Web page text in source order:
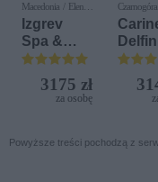
Macedonia / Elen
Kamen
Izgrev
Spa &
Aquapark
3175 zł
za osobę
Delfin
Bijela
Bijela
Powyższe treści pochodzą z